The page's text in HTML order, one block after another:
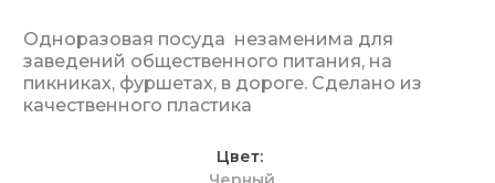
Одноразовая посуда незаменима для
заведений общественного питания, на
пикниках, фуршетах, в дороге. Сделано из
качественного пластика
Цвет